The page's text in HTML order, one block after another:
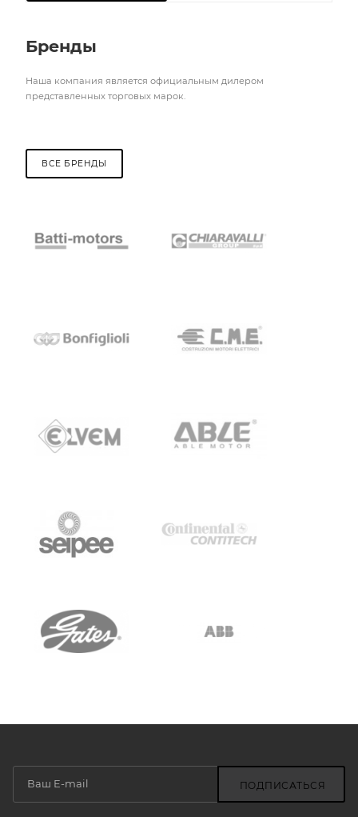
Бренды
Наша компания является официальным дилером
представленных торговых марок.
ВСЕ БРЕНДЫ
ПОДПИСАТЬСЯ